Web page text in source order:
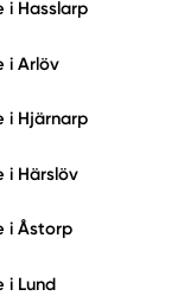
i Hasslarp
i Arlöv
i Hjärnarp
i Härslöv
i Åstorp
i Lund